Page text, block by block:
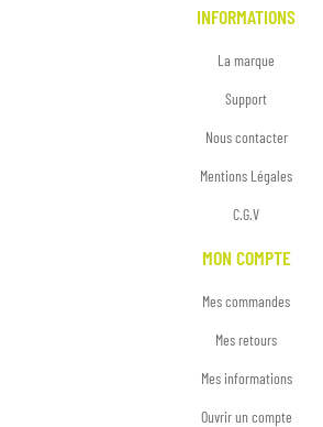
INFORMATIONS
La marque
Support
Nous contacter
Mentions Légales
C.G.V
MON COMPTE
Mes commandes
Mes retours
Mes informations
Ouvrir un compte